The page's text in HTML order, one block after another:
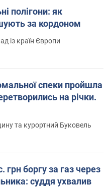
полігони: як
за кордоном
із країн Європи
спеки пройшла
на річки.
та курортний Буковель
грн боргу за газ через
суддя ухвалив